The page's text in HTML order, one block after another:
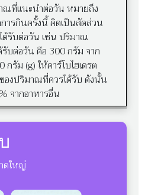
ณที่แนะนำต่อวัน หมายถึง
ารกินครั้งนี้ คิดเป็นสัดส่วน
ได้รับต่อวัน เช่น ปริมาณ
รับต่อวัน คือ 300 กรัม จาก
กรัม (g) ให้คาร์โบไฮเดรต
องปริมาณที่ควรได้รับ ดังนั้น
จากอาหารอื่น
ดใหญ่